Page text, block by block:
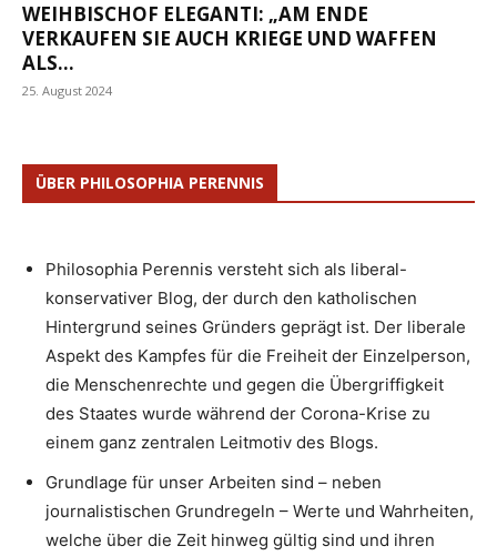
WEIHBISCHOF ELEGANTI: „AM ENDE
VERKAUFEN SIE AUCH KRIEGE UND WAFFEN
ALS...
25. August 2024
ÜBER PHILOSOPHIA PERENNIS
Philosophia Perennis versteht sich als liberal-
konservativer Blog, der durch den katholischen
Hintergrund seines Gründers geprägt ist. Der liberale
Aspekt des Kampfes für die Freiheit der Einzelperson,
die Menschenrechte und gegen die Übergriffigkeit
des Staates wurde während der Corona-Krise zu
einem ganz zentralen Leitmotiv des Blogs.
Grundlage für unser Arbeiten sind – neben
journalistischen Grundregeln – Werte und Wahrheiten,
welche über die Zeit hinweg gültig sind und ihren